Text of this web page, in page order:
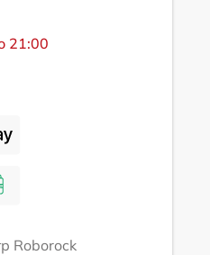
21:00
Roborock